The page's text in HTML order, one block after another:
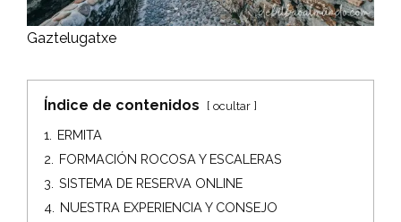
Gaztelugatxe
Índice de contenidos ocultar
1.
ERMITA
2.
FORMACIÓN ROCOSA Y ESCALERAS
3. SISTEMA DE RESERVA ONLINE
4. NUESTRA EXPERIENCIA Y CONSEJO